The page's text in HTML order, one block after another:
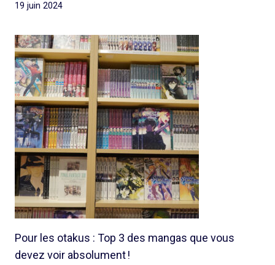
19 juin 2024
Pour les otakus : Top 3 des mangas que vous
devez voir absolument !